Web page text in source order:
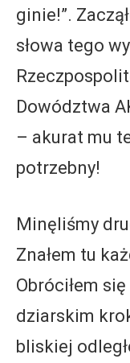
ginie!”.
słowa tego
Dowództwa
– akurat mu
potrzebny!
Minęliśmy
Znałem tu
Obróciłem
dziarskim
bliskiej